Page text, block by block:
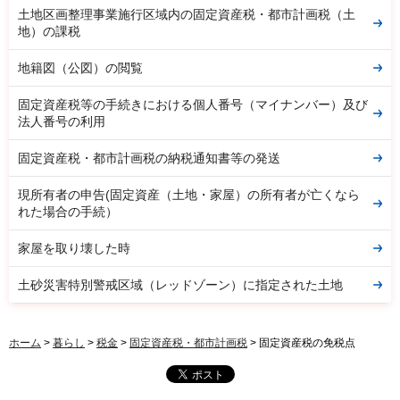
土地区画整理事業施行区域内の固定資産税・都市計画税（土
地）の課税
地籍図（公図）の閲覧
固定資産税等の手続きにおける個人番号（マイナンバー）及び
法人番号の利用
固定資産税・都市計画税の納税通知書等の発送
現所有者の申告(固定資産（土地・家屋）の所有者が亡くなら
れた場合の手続）
家屋を取り壊した時
土砂災害特別警戒区域（レッドゾーン）に指定された土地
ホーム > 暮らし > 税金 > 固定資産税・都市計画税 > 固定資産税の免税点